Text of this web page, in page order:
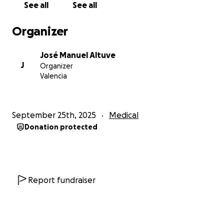
fuerza y esperanza.
See all See all
Organizer
J
José Manuel Altuve
Organizer
Valencia
September 25th, 2025 Medical
Donation protected
Report fundraiser